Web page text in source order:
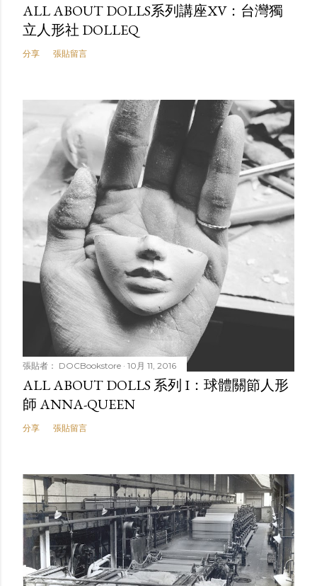
ALL ABOUT DOLLS系列講座XV：台灣獨
立人形社 DOLLEQ
分享 張貼留言
張貼者： DOCBookstore 10月 11, 2016
ALL ABOUT DOLLS 系列 I：球體關節人形
師 ANNA-QUEEN
分享 張貼留言